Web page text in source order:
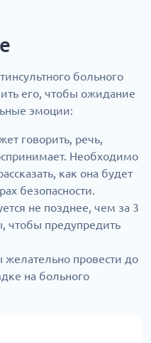
больного
его, чтобы ожидание
эмоции:
говорить, речь,
Необходимо
как она будет
безопасности.
не позднее, чем за 3
чтобы предупредить
желательно провести до
на больного